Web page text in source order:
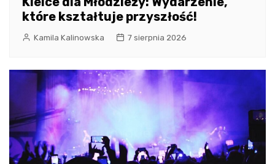
które kształtuje przyszłość!
Kamila Kalinowska 7 sierpnia 2026